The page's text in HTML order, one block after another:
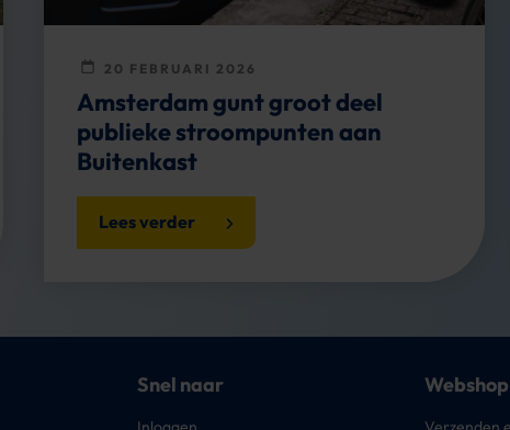
Amsterdam gunt groot deel
publieke stroompunten aan
Buitenkast
20 FEBRUARI 2026
Lees verder
Snel naar Webshop